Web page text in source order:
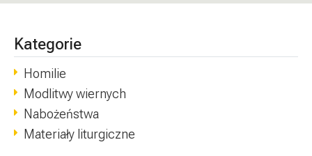
Kategorie
Homilie
Modlitwy wiernych
Nabożeństwa
Materiały liturgiczne